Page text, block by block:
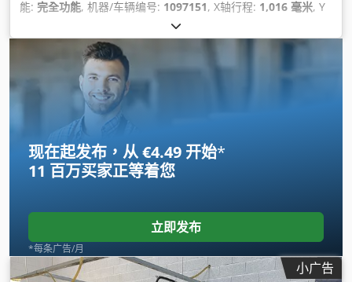
能: 完全功能, 机器/车辆编号: 1097151, X轴行程: 1,016 毫米, Y
, Z轴移动距离:635 毫米
HAAS, 控制器型号:Haas CNC Control, 总高度:6,350 毫米, 主
轴速度（最大）:12,000 转/分 , 工具直径 工具径:
切屑输送机, 文档 / 手册, 转速可无级变速
,
现在起发布，从 €4.49 开始*
11 百万买家正等着您
立即发布
*每条广告/月
小广告